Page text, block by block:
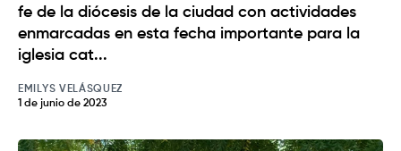
fe de la diócesis de la ciudad con actividades
enmarcadas en esta fecha importante para la
iglesia cat...
EMILYS VELÁSQUEZ
1 de junio de 2023